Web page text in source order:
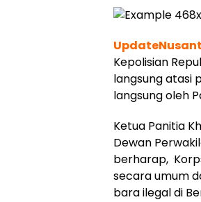
Kepolisian
langsung atasi
langsung oleh
Ketua Panitia
Dewan
berharap,
secara umum
bara ilegal di